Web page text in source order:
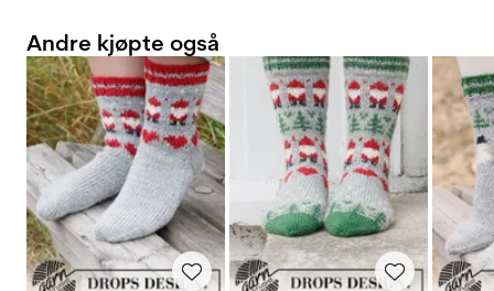
Andre kjøpte også